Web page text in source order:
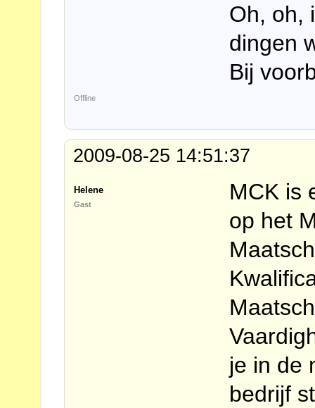
Oh, oh,
dingen
Bij
Offline
2009-08-25 14:51:37
Helene
Gast
MCK is
op het
je in de
bedrijf